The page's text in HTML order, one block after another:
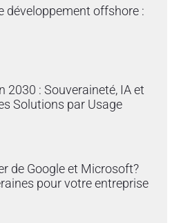
développement offshore :
2030 : Souveraineté, IA et
Solutions par Usage
de Google et Microsoft?
pour votre entreprise